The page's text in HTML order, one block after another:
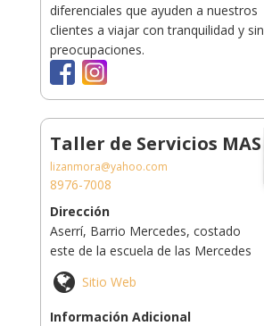
diferenciales que ayuden a nuestros
clientes a viajar con tranquilidad y sin
preocupaciones.
Taller de Servicios MAS
lizanmora@yahoo.com
8976-7008
Dirección
Aserrí, Barrio Mercedes, costado
este de la escuela de las Mercedes
Sitio Web
Información Adicional